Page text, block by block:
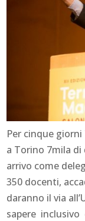
Per cinque
a Torino 7mila
arrivo come
350 docenti,
daranno il via
sapere